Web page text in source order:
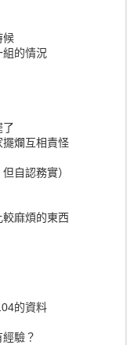
候
的情況
了
爛互相責怪
自認務實）
麻煩的東西
的資料
驗？